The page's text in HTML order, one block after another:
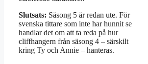
Slutsats: Säsong 5 är redan ute. För
svenska tittare som inte har hunnit se
handlar det om att ta reda på hur
cliffhangern från säsong 4 – särskilt
kring Ty och Annie – hanteras.